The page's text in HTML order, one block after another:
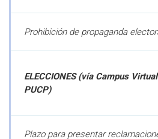
Prohibición de propaganda
ELECCIONES (vía Campus Virtual
PUCP)
Plazo para presentar